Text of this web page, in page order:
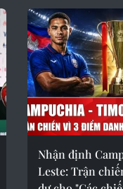
Nhận định
Leste: Trận